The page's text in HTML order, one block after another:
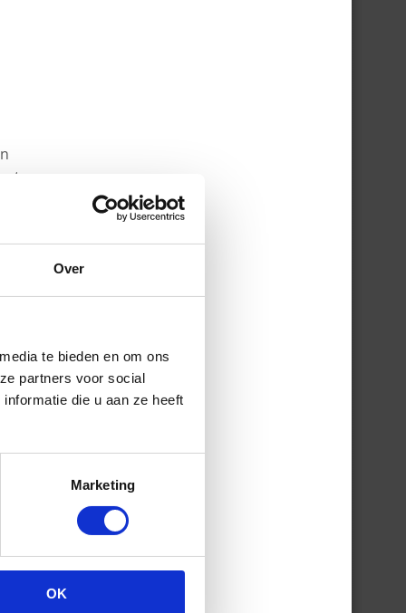
Over
te bieden en om ons
partners voor social
die u aan ze heeft
Marketing
OK